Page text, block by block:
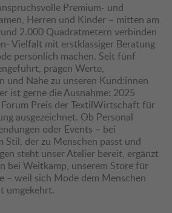
Premium- und
Herren und Kinder – mitten am
2.000 Quadratmetern verbinden
Vielfalt mit erstklassiger Beratung
persönlich machen. Seit fünf
prägen Werte,
und Nähe zu unseren Kund:innen
ist gerne die Ausnahme: 2025
Preis der TextilWirtschaft für
ausgezeichnet. Ob Personal
oder Events – bei
Stil, der zu Menschen passt und
steht unser Atelier bereit, ergänzt
bei Weitkamp, unserem Store für
– weil sich Mode dem Menschen
umgekehrt.